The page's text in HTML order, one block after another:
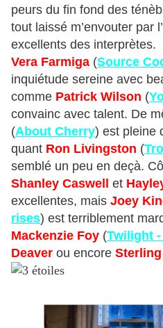
peurs du fin fond des
tout laissé m’envouter par
excellents des interprètes.
Vera Farmiga (Source
inquiétude sereine avec
comme Patrick Wilson (
convainc avec talent. De
(About Cherry) est pleine
quant Ron Livingston (
semblé un peu en deçà.
Shanley Caswell
et
excellentes, mais Joey
rises) est terriblement
Mackenzie Foy (Twilight
Deaver ou encore